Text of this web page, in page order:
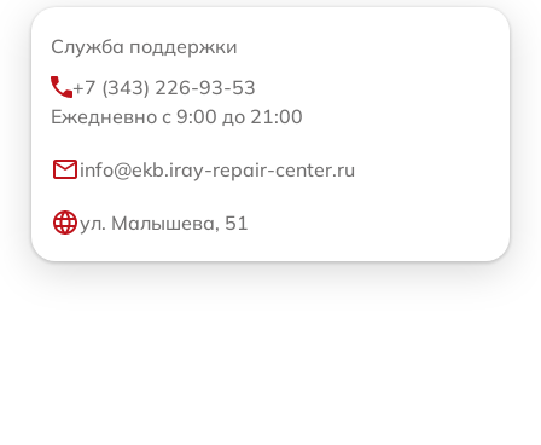
Служба поддержки
+7 (343) 226-93-53
Ежедневно с 9:00 до 21:00
info@ekb.iray-repair-center.ru
ул. Малышева, 51